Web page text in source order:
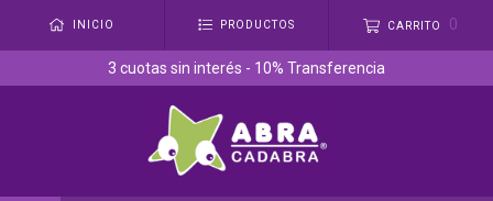
INICIO PRODUCTOS CARRITO 0
3 cuotas sin interés - 10% Transferencia